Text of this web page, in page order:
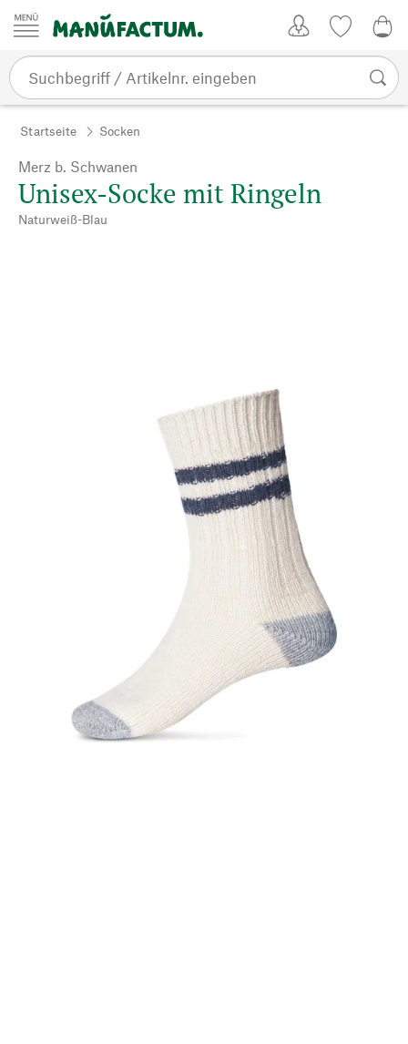
Zum Inhalt springen
Startseite Socken
Merz b. Schwanen
Unisex-Socke mit Ringeln
Naturweiß-Blau